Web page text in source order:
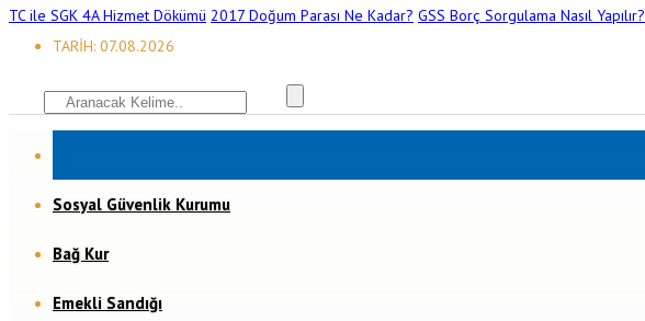
TC ile SGK 4A Hizmet Dökümü 2017 Doğum Parası Ne Kadar? GSS Borç Sorgulama Nasıl Yapılır?
TARİH: 07.08.2026
Sosyal Güvenlik Kurumu
Bağ Kur
Emekli Sandığı